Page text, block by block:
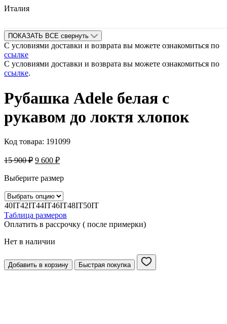
Италия
ПОКАЗАТЬ ВСЕ свернуть
С условиями доставки и возврата вы можете ознакомиться по
ссылке
С условиями доставки и возврата вы можете ознакомиться по
ссылке.
Рубашка Adele белая c
рукавом до локтя хлопок
Код товара: 191099
15 900₽ 9 600 ₽
Выберите размер
40IT42IT44IT46IT48IT50IT
Таблица размеров
Оплатить в рассрочку ( после примерки)
Нет в наличии
Добавить в корзину Быстрая покупка